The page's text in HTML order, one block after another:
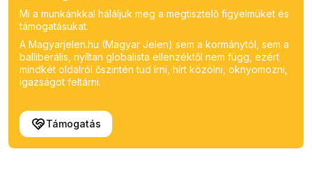
Mi a munkánkkal háláljuk meg a megtisztelő figyelmüket és
támogatásukat.
A Magyarjelen.hu (Magyar Jelen) sem a kormánytól, sem a
balliberális, nyíltan globalista ellenzéktől nem függ, ezért
mindkét oldalról őszintén tud írni, hírt közölni, oknyomozni,
igazságot feltárni.
Támogatás